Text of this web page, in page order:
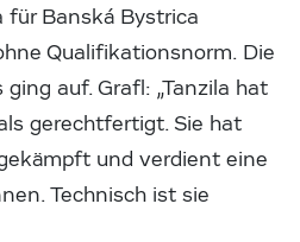
Banská Bystrica
Qualifikationsnorm. Die
auf. Grafl: „Tanzila hat
gerechtfertigt. Sie hat
und verdient eine
Technisch ist sie